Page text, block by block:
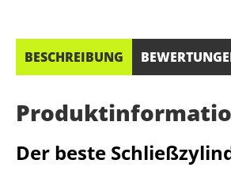
BESCHREIBUNG
Der beste